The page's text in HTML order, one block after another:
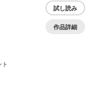
試し読み
作品詳細